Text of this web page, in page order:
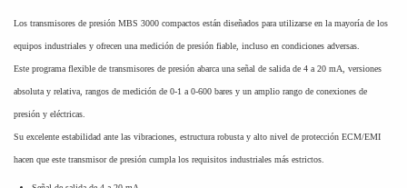
Los transmisores de presión MBS 3000 compactos están diseñados para utilizarse en la mayoría de los
equipos industriales y ofrecen una medición de presión fiable, incluso en condiciones adversas.
Este programa flexible de transmisores de presión abarca una señal de salida de 4 a 20 mA, versiones
absoluta y relativa, rangos de medición de 0-1 a 0-600 bares y un amplio rango de conexiones de
presión y eléctricas.
Su excelente estabilidad ante las vibraciones, estructura robusta y alto nivel de protección ECM/EMI
hacen que este transmisor de presión cumpla los requisitos industriales más estrictos.